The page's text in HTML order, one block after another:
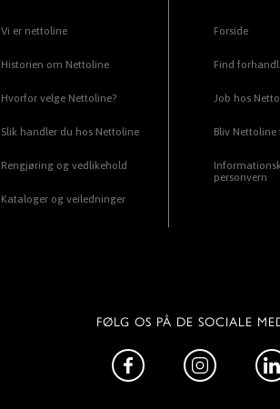
Vi er nettoline
Historien om Nettoline
Hvorfor velge Nettoline?
Slik handler du hos Nettoline
Rengjøring og vedlikehold
Kataloger og veiledninger
Forside
Find
Job hos
Bliv
personvern
FØLG OS PÅ DE SOCIALE